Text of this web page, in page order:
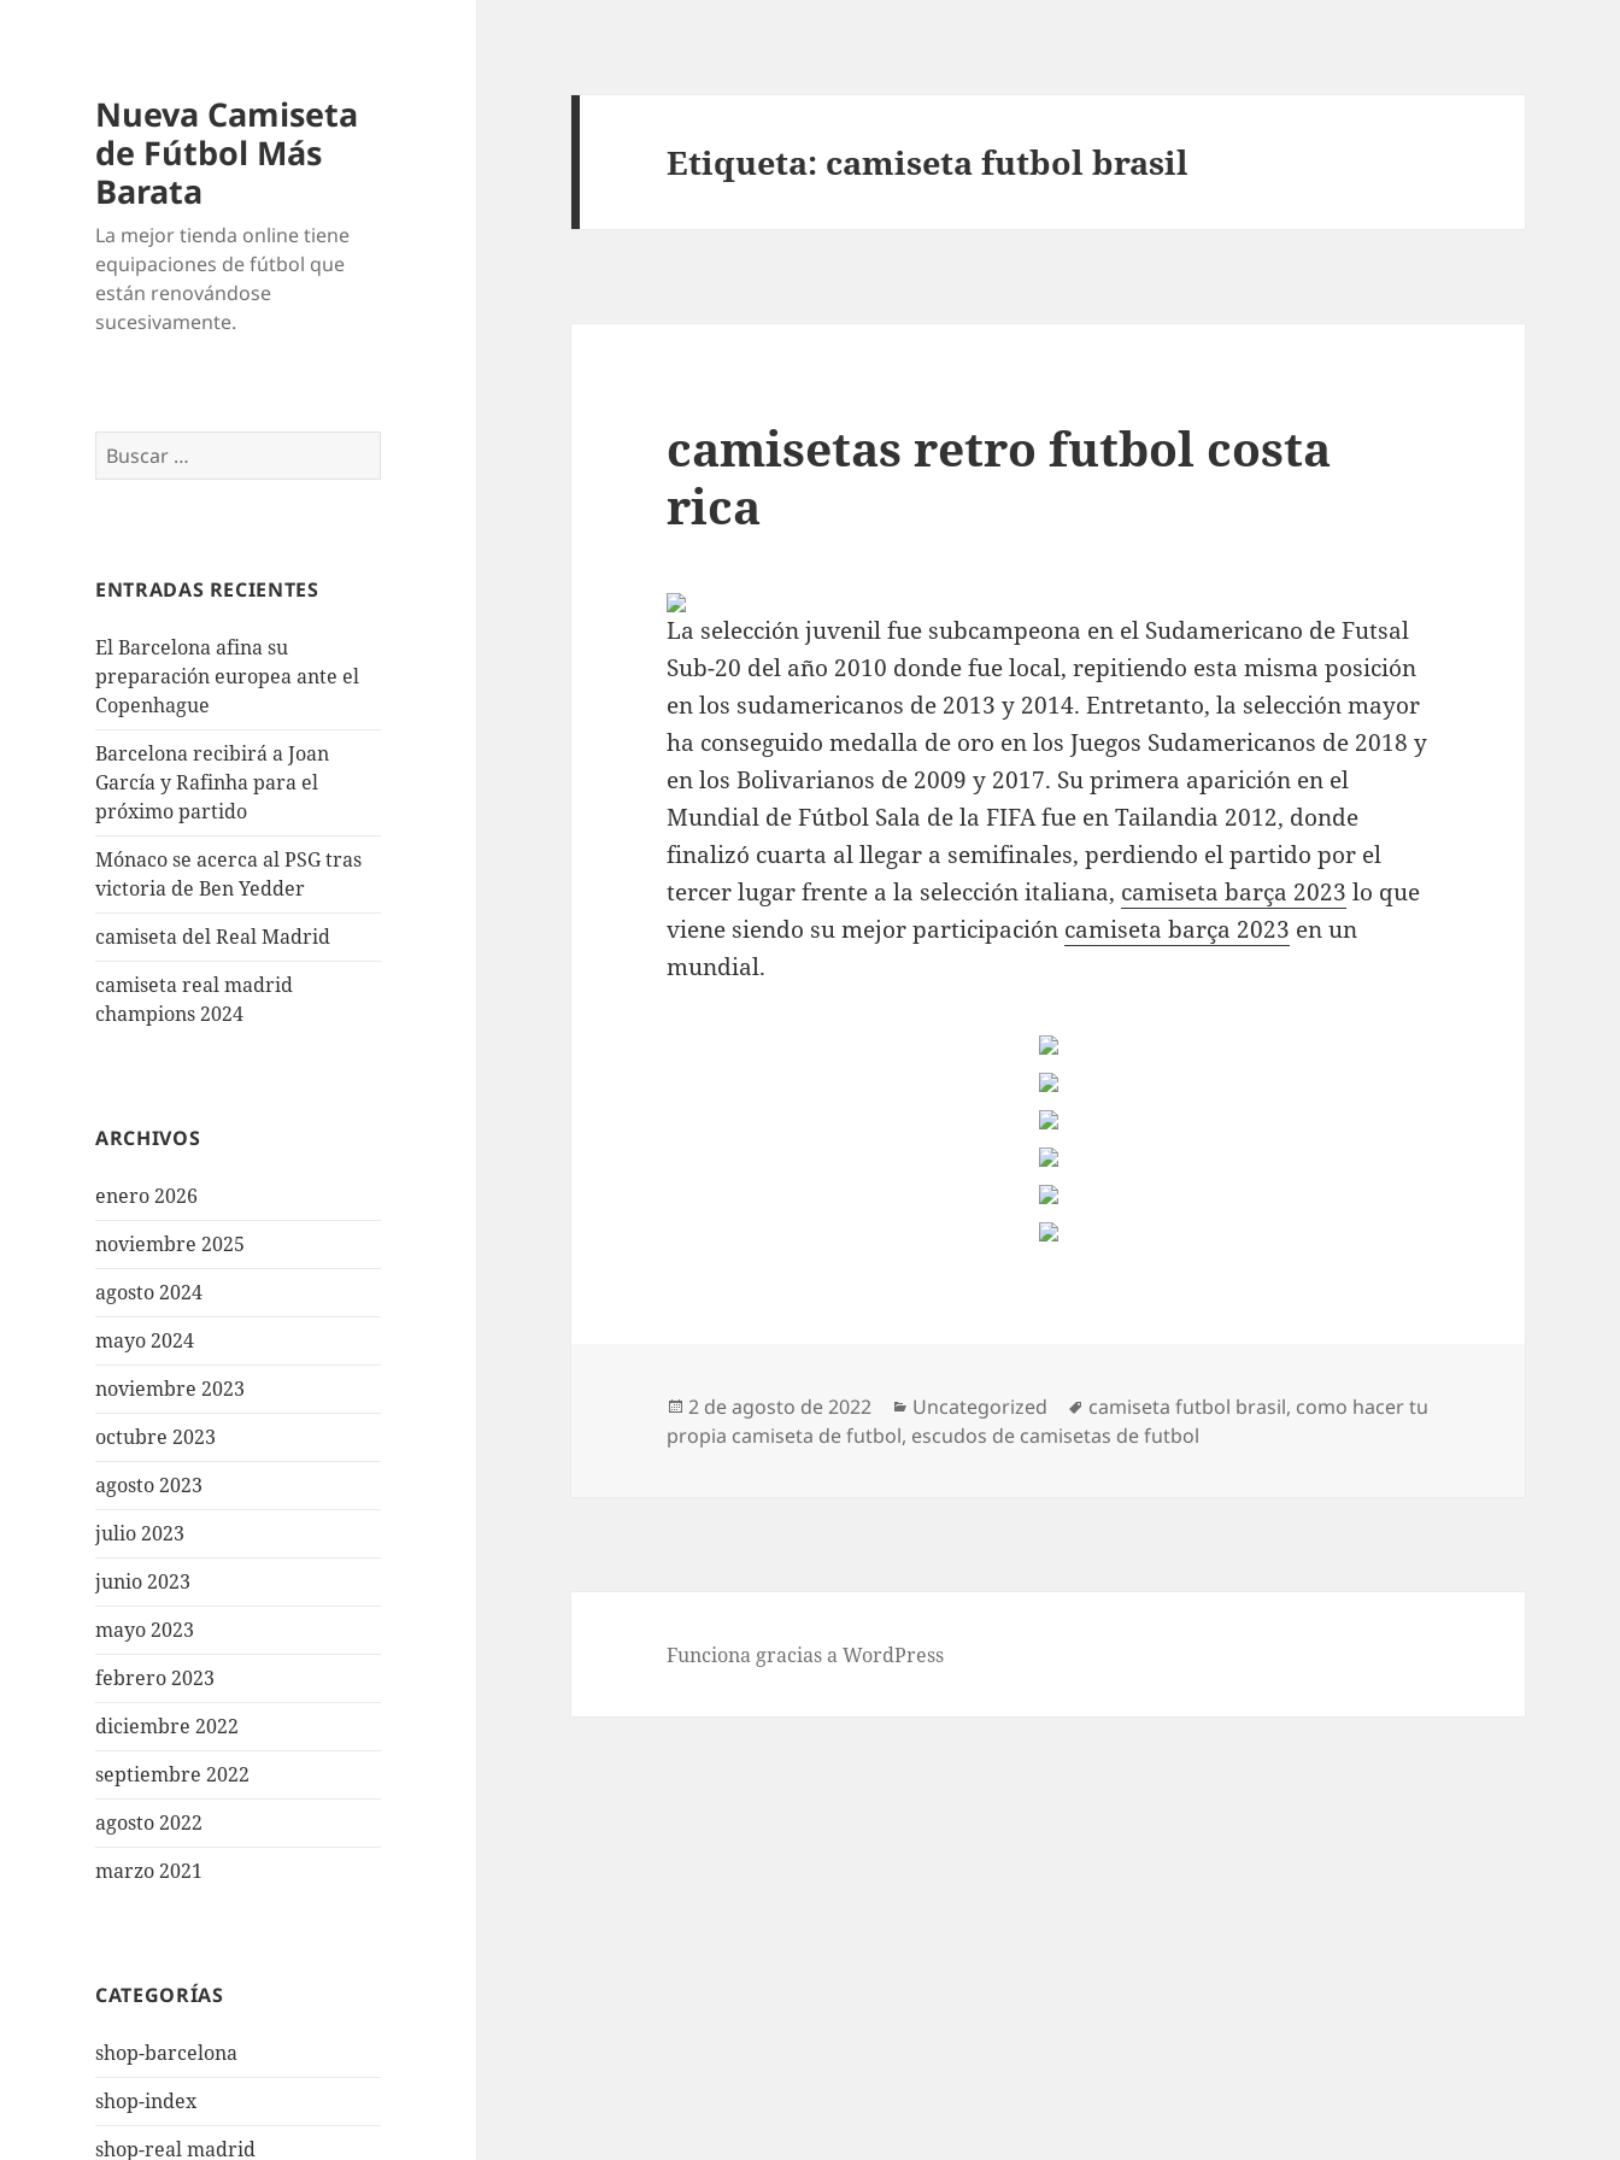
Nueva Camiseta
de Fútbol Más
Barata
La mejor tienda online tiene
equipaciones de fútbol que
están renovándose
sucesivamente.
Buscar:
ENTRADAS RECIENTES
El Barcelona afina su
preparación europea ante el
Copenhague
Barcelona recibirá a Joan
García y Rafinha para el
próximo partido
Mónaco se acerca al PSG tras
victoria de Ben Yedder
camiseta del Real Madrid
camiseta real madrid
champions 2024
ARCHIVOS
enero 2026
noviembre 2025
agosto 2024
mayo 2024
noviembre 2023
octubre 2023
agosto 2023
julio 2023
junio 2023
mayo 2023
febrero 2023
diciembre 2022
septiembre 2022
agosto 2022
marzo 2021
CATEGORÍAS
shop-barcelona
shop-index
shop-real madrid
Etiqueta: camiseta futbol brasil
camisetas retro futbol costa
rica
La selección juvenil fue subcampeona en el Sudamericano de Futsal
Sub-20 del año 2010 donde fue local, repitiendo esta misma posición
en los sudamericanos de 2013 y 2014. Entretanto, la selección mayor
ha conseguido medalla de oro en los Juegos Sudamericanos de 2018 y
en los Bolivarianos de 2009 y 2017. Su primera aparición en el
Mundial de Fútbol Sala de la FIFA fue en Tailandia 2012, donde
finalizó cuarta al llegar a semifinales, perdiendo el partido por el
tercer lugar frente a la selección italiana, camiseta barça 2023 lo que
viene siendo su mejor participación camiseta barça 2023 en un
mundial.
Publicado
el
2 de agosto de 2022 Categorías
Uncategorized Etiquetas
camiseta futbol brasil, como hacer tu
propia camiseta de futbol, escudos de camisetas de futbol
Funciona gracias a WordPress